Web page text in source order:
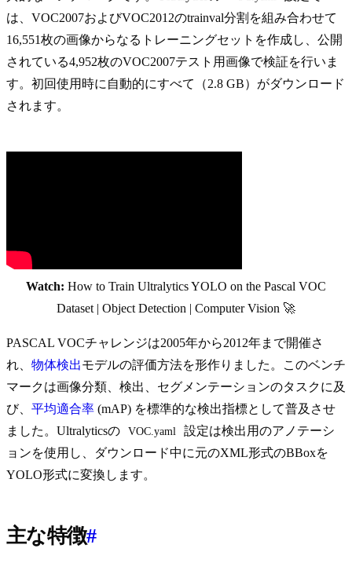
は、VOC2007およびVOC2012のtrainval分割を組み合わせて
16,551枚の画像からなるトレーニングセットを作成し、公開
されている4,952枚のVOC2007テスト用画像で検証を行いま
す。初回使用時に自動的にすべて（2.8 GB）がダウンロード
されます。
Watch: How to Train Ultralytics YOLO on the Pascal VOC
Dataset | Object Detection | Computer Vision 🚀
PASCAL VOCチャレンジは2005年から2012年まで開催さ
れ、 物体検出モデルの評価方法を形作りました。このベンチ
マークは画像分類、検出、セグメンテーションのタスクに及
び、 平均適合率 (mAP) を標準的な検出指標として普及させ
ました。Ultralyticsの
VOC.yaml
設定は検出用のアノテーシ
ョンを使用し、ダウンロード中に元のXML形式のBBoxを
YOLO形式に変換します。
主な特徴#